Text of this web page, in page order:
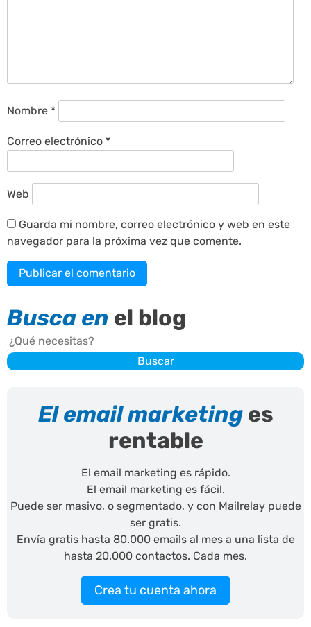
Nombre *
Correo electrónico *
Web
Guarda mi nombre, correo electrónico y web en este
navegador para la próxima vez que comente.
Busca en el blog
Buscar
Buscar
El email marketing es
rentable
El email marketing es rápido.
El email marketing es fácil.
Puede ser masivo, o segmentado, y con Mailrelay puede
ser gratis.
Envía gratis hasta 80.000 emails al mes a una lista de
hasta 20.000 contactos. Cada mes.
Crea tu cuenta ahora